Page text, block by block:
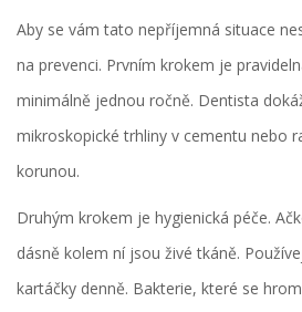
Aby se vám tato nepříjemná situace
na prevenci. Prvním krokem je
minimálně jednou ročně. Dentista
mikroskopické trhliny v cementu nebo
korunou.
Druhým krokem je hygienická péče.
dásně kolem ní jsou živé tkáně.
kartáčky denně. Bakterie, které se